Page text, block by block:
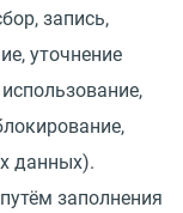
запись,
уточнение
данных).
заполнения